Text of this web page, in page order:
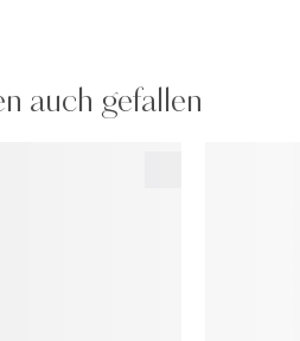
auch gefallen